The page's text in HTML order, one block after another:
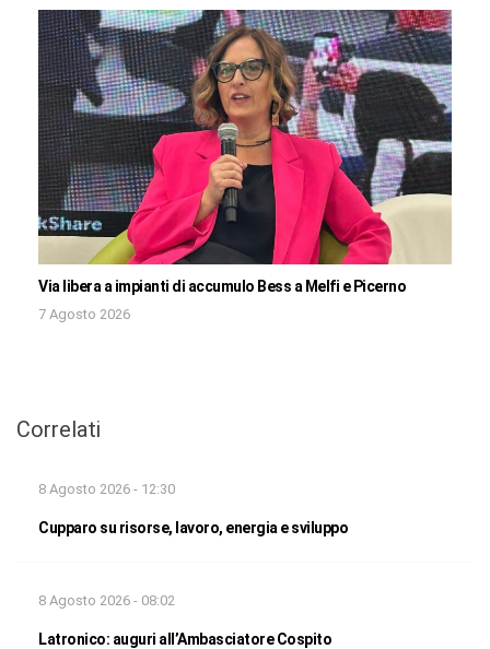
Via libera a impianti di accumulo Bess a Melfi e Picerno
7 Agosto 2026
Correlati
8 Agosto 2026 - 12:30
Cupparo su risorse, lavoro, energia e sviluppo
8 Agosto 2026 - 08:02
Latronico: auguri all’Ambasciatore Cospito